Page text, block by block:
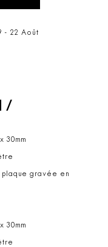
- 22 Août
/
30mm
plaque gravée en
30mm